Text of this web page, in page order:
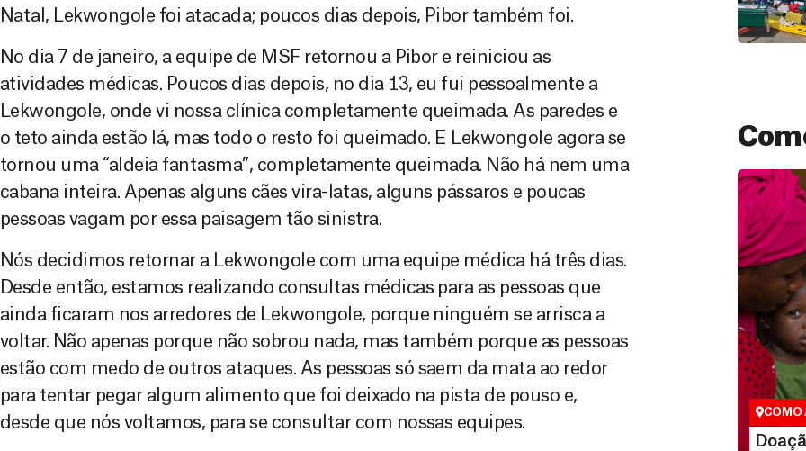
Natal, Lekwongole foi atacada; poucos dias depois, Pibor também foi.
No dia 7 de janeiro, a equipe de MSF retornou a Pibor e reiniciou as
atividades médicas. Poucos dias depois, no dia 13, eu fui pessoalmente a
Lekwongole, onde vi nossa clínica completamente queimada. As paredes e
o teto ainda estão lá, mas todo o resto foi queimado. E Lekwongole agora se
tornou uma “aldeia fantasma”, completamente queimada. Não há nem uma
cabana inteira. Apenas alguns cães vira-latas, alguns pássaros e poucas
pessoas vagam por essa paisagem tão sinistra.
Nós decidimos retornar a Lekwongole com uma equipe médica há três dias.
Desde então, estamos realizando consultas médicas para as pessoas que
ainda ficaram nos arredores de Lekwongole, porque ninguém se arrisca a
voltar. Não apenas porque não sobrou nada, mas também porque as pessoas
estão com medo de outros ataques. As pessoas só saem da mata ao redor
para tentar pegar algum alimento que foi deixado na pista de pouso e,
desde que nós voltamos, para se consultar com nossas equipes.
Doação
São as
que nos
vidas em
COMO